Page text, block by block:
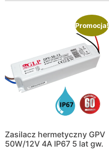
Promocja!
Zasilacz hermetyczny GPV
50W/12V 4A IP67 5 lat gw.